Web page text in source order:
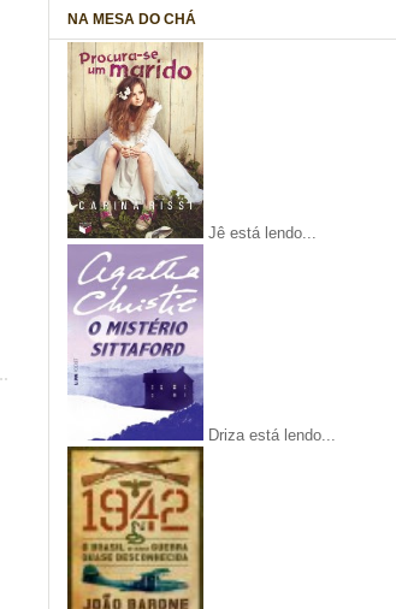
NA MESA DO CHÁ
Jê está lendo...
Driza está lendo...